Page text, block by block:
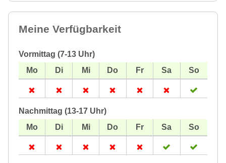
Meine Verfügbarkeit
Vormittag (7-13 Uhr)
Nachmittag (13-17 Uhr)